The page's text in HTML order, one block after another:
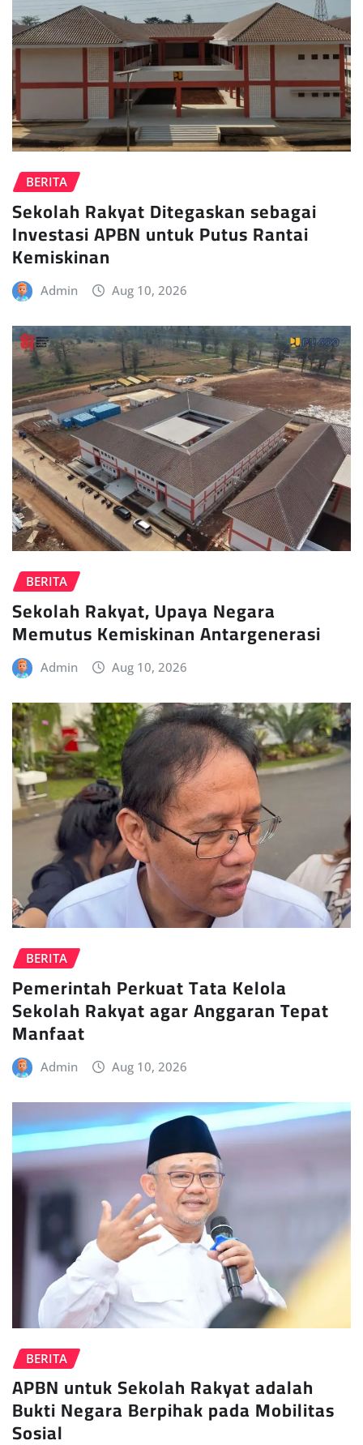
BERITA
Sekolah Rakyat Ditegaskan sebagai
Investasi APBN untuk Putus Rantai
Kemiskinan
Admin Aug 10, 2026
BERITA
Sekolah Rakyat, Upaya Negara
Memutus Kemiskinan Antargenerasi
Admin Aug 10, 2026
BERITA
Pemerintah Perkuat Tata Kelola
Sekolah Rakyat agar Anggaran Tepat
Manfaat
Admin Aug 10, 2026
BERITA
APBN untuk Sekolah Rakyat adalah
Bukti Negara Berpihak pada Mobilitas
Sosial